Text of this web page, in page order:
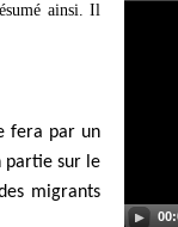
ainsi. Il
fera par un
partie sur le
migrants